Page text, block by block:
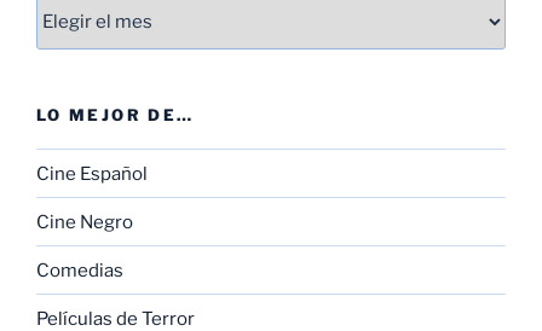
Entradas
LO MEJOR DE…
Cine Español
Cine Negro
Comedias
Películas de Terror